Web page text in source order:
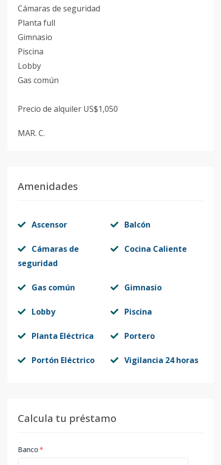
Cámaras de seguridad
Planta full
Gimnasio
Piscina
Lobby
Gas común
Precio de alquiler US$1,050
MAR. C.
Amenidades
Ascensor Balcón
Cámaras de
seguridad
Cocina Caliente
Gas común Gimnasio
Lobby Piscina
Planta Eléctrica Portero
Portón Eléctrico Vigilancia 24 horas
Calcula tu préstamo
Banco*